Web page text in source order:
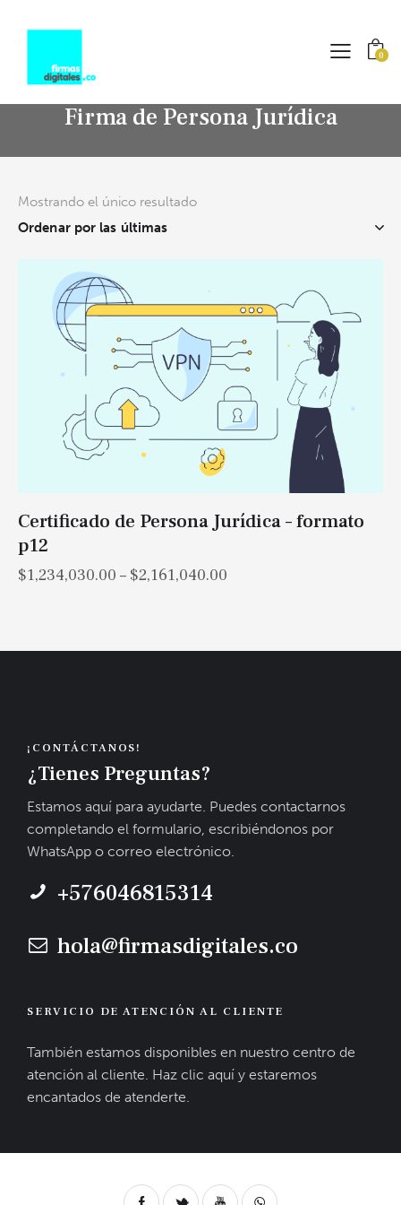
0
Firma de Persona Jurídica
Mostrando el único resultado
Certificado de Persona Jurídica – formato
p12
$1,234,030.00 – $2,161,040.00
¡CONTÁCTANOS!
¿Tienes Preguntas?
Estamos aquí para ayudarte. Puedes contactarnos
completando el formulario, escribiéndonos por
WhatsApp o correo electrónico.
+576046815314
hola@firmasdigitales.co
SERVICIO DE ATENCIÓN AL CLIENTE
También estamos disponibles en nuestro centro de
atención al cliente. Haz clic aquí y estaremos
encantados de atenderte.